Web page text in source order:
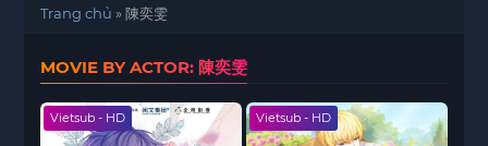
Trang chủ »陳奕雯
MOVIE BY ACTOR: 陳奕雯
Vietsub - HD Vietsub - HD